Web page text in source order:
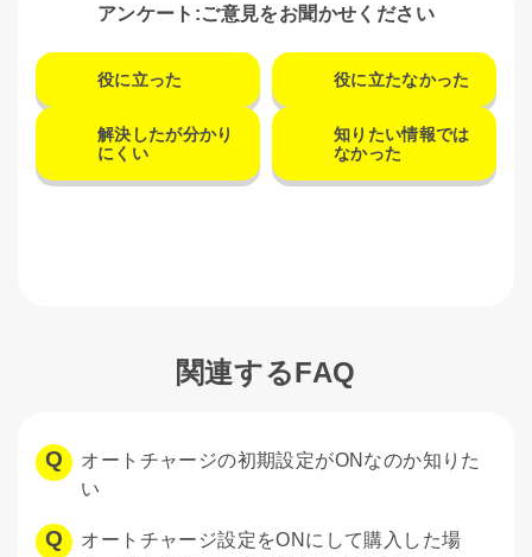
アンケート:ご意見をお聞かせください
役に立った 役に立たなかった
解決したが分かり
にくい
知りたい情報では
なかった
関連するFAQ
オートチャージの初期設定がONなのか知りた
い
オートチャージ設定をONにして購入した場